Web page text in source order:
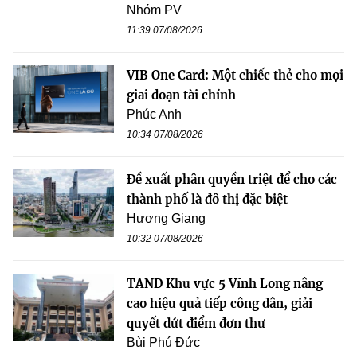
Nhóm PV
11:39 07/08/2026
VIB One Card: Một chiếc thẻ cho mọi
giai đoạn tài chính
Phúc Anh
10:34 07/08/2026
Đề xuất phân quyền triệt để cho các
thành phố là đô thị đặc biệt
Hương Giang
10:32 07/08/2026
TAND Khu vực 5 Vĩnh Long nâng
cao hiệu quả tiếp công dân, giải
quyết dứt điểm đơn thư
Bùi Phú Đức